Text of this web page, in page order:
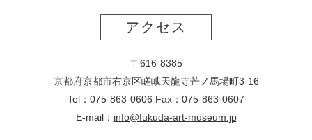
アクセス
〒616-8385
京都府京都市右京区嵯峨天龍寺芒ノ馬場町3-16
Tel：075-863-0606 Fax：075-863-0607
E-mail： info@fukuda-art-museum.jp